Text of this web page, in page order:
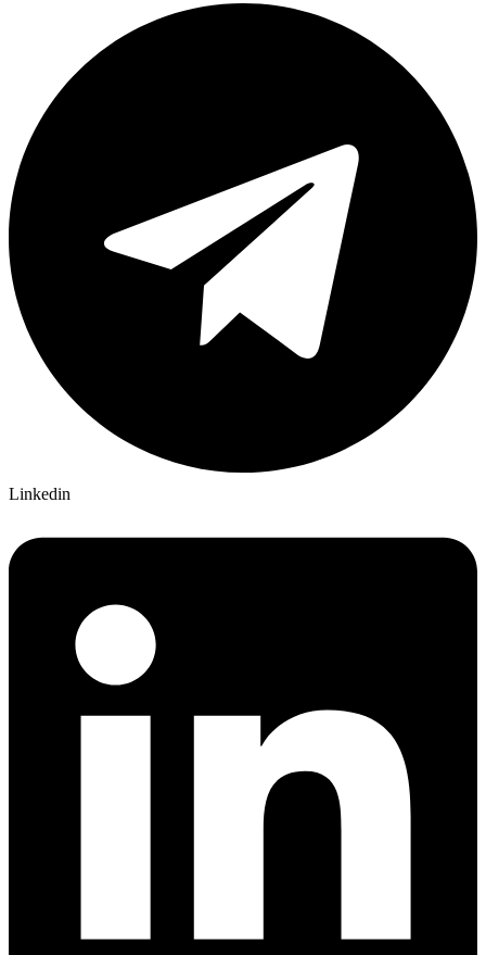
Linkedin